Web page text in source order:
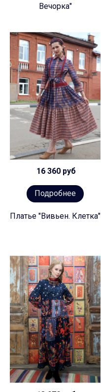
Вечорка"
16 360 руб
Подробнее
Платье "Вивьен. Клетка"